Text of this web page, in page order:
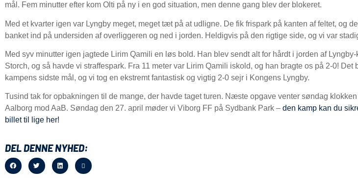
mål. Fem minutter efter kom Olti på ny i en god situation, men denne gang blev der blokeret.
Med et kvarter igen var Lyngby meget, meget tæt på at udligne. De fik frispark på kanten af feltet, og
banket ind på undersiden af overliggeren og ned i jorden. Heldigvis på den rigtige side, og vi var
Med syv minutter igen jagtede Lirim Qamili en løs bold. Han blev sendt alt for hårdt i jorden af
Storch, og så havde vi straffespark. Fra 11 meter var Lirim Qamili iskold, og han bragte os på 2-0! Det
kampens sidste mål, og vi tog en ekstremt fantastisk og vigtig 2-0 sejr i Kongens Lyngby.
Tusind tak for opbakningen til de mange, der havde taget turen. Næste opgave venter søndag
Aalborg mod AaB. Søndag den 27. april møder vi Viborg FF på Sydbank Park – den kamp kan du
billet til lige her!
DEL DENNE NYHED: